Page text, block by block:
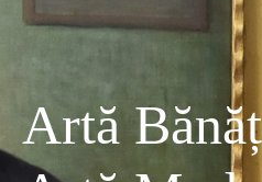
Artă